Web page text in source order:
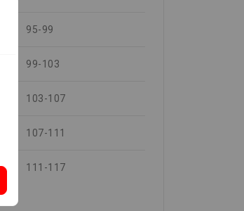
95-99
99-103
103-107
107-111
111-117